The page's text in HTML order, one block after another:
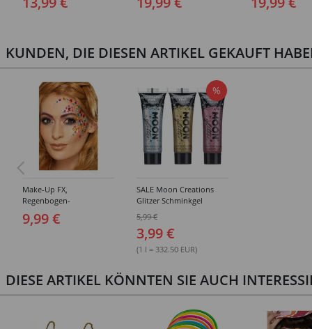
Perlen 70er Hippie, blond
Perlen 70er
KUNDEN, DIE DIESEN ARTIKEL GEKAUFT
Make-Up FX,
Regenbogen-
Gesichtsjuwelen,
mehrfarbig, Bogen mit
9,99 €
%
SALE Moon Creations
Glitzer Schminkgel
holographisch, fein, 12
ml - Verschiedene Farben
5,99 €
3,99 €
(1 l = 332.50 EUR)
DIESE ARTIKEL KÖNNTEN SIE AUCH